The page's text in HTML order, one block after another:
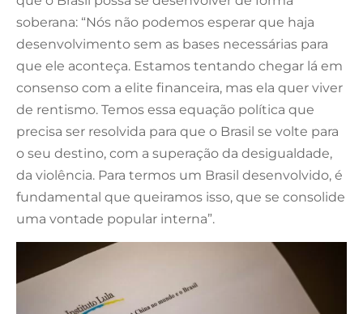
soberana: “Nós não podemos esperar que haja
desenvolvimento sem as bases necessárias para
que ele aconteça. Estamos tentando chegar lá em
consenso com a elite financeira, mas ela quer viver
de rentismo. Temos essa equação política que
precisa ser resolvida para que o Brasil se volte para
o seu destino, com a superação da desigualdade,
da violência. Para termos um Brasil desenvolvido, é
fundamental que queiramos isso, que se consolide
uma vontade popular interna”.